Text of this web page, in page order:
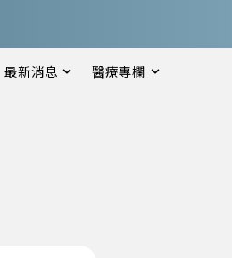
最新消息 醫療專欄